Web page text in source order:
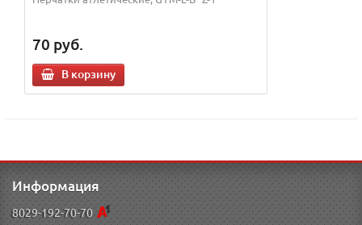
70 руб.
В корзину
Информация
8029-192-70-70